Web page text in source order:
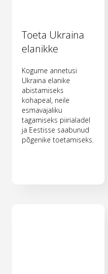
Toeta Ukraina
elanikke
Kogume annetusi
Ukraina elanike
abistamiseks
kohapeal, neile
esmavajaliku
tagamiseks piirialadel
ja Eestisse saabunud
põgenike toetamiseks.